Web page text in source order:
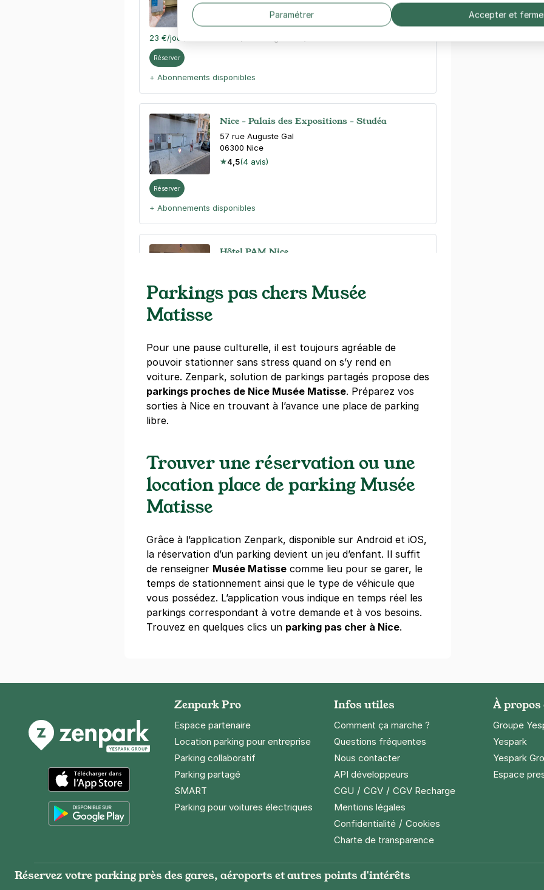
(42 avis)
23 €/jour
Réserver
+ Abonnements disponibles
Nice - Palais des Expositions - Studéa
57 rue Auguste Gal
06300 Nice
4,5(4 avis)
Réserver
+ Abonnements disponibles
Hôtel PAM Nice
4,8(23 avis)
4 € /heure,27 €/jour,
Clinique du Parc Impérial - Nice
1 rue Anatole France
06000Nice
Réserver
+ Abonnements disponibles
Parkings pas chers Musée
Matisse
Pour une pause culturelle, il est toujours agréable de
pouvoir stationner sans stress quand on s’y rend en
voiture. Zenpark, solution de parkings partagés propose des
parkings proches de Nice Musée Matisse. Préparez vos
sorties à Nice en trouvant à l’avance une place de parking
libre.
Trouver une réservation ou une
location place de parking Musée
Matisse
Grâce à l’application Zenpark, disponible sur Android et iOS,
la réservation d’un parking devient un jeu d’enfant. Il suffit
de renseigner Musée Matisse comme lieu pour se garer, le
temps de stationnement ainsi que le type de véhicule que
vous possédez. L’application vous indique en temps réel les
parkings correspondant à votre demande et à vos besoins.
Trouvez en quelques clics un parking pas cher à Nice.
Voir tout >
App Store
Zenpark Pro
Espace partenaire
Location parking pour entreprise
Parking collaboratif
Parking partagé
SMART
Parking pour voitures électriques
Infos utiles
Comment ça marche ?
Questions fréquentes
Nous contacter
API développeurs
CGU / CGV/ CGV Recharge
Mentions légales
Confidentialité/ Cookies
Charte de transparence
À propos
Groupe
Yespark
Yespark
Espace
Réservez votre parking près des gares, aéroports et autres points d'intérêts
Paramétrer Accepter et